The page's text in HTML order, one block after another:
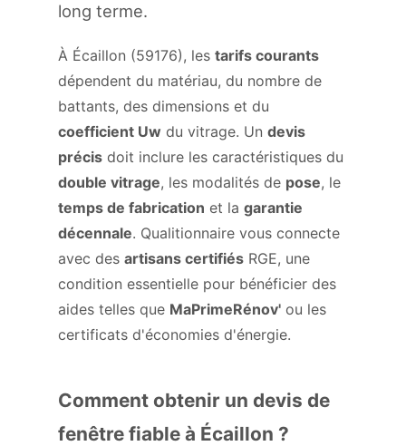
long terme.
À Écaillon (59176), les tarifs courants
dépendent du matériau, du nombre de
battants, des dimensions et du
coefficient Uw du vitrage. Un devis
précis doit inclure les caractéristiques du
double vitrage, les modalités de pose, le
temps de fabrication et la garantie
décennale. Qualitionnaire vous connecte
avec des artisans certifiés RGE, une
condition essentielle pour bénéficier des
aides telles que MaPrimeRénov' ou les
certificats d'économies d'énergie.
Comment obtenir un devis de
fenêtre fiable à Écaillon ?